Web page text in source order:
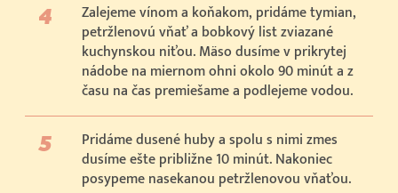
Zalejeme vínom a koňakom, pridáme tymian,
petržlenovú vňať a bobkový list zviazané
kuchynskou niťou. Mäso dusíme v prikrytej
nádobe na miernom ohni okolo 90 minút a z
času na čas premiešame a podlejeme vodou.
Pridáme dusené huby a spolu s nimi zmes
dusíme ešte približne 10 minút. Nakoniec
posypeme nasekanou petržlenovou vňaťou.